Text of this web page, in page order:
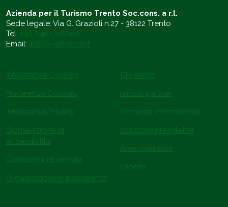
Azienda per il Turismo Trento Soc.cons. a r.l.
Sede legale: Via G. Grazioli n.27 - 38122 Trento
Tel. +39 0461 216000
Email: info@visittrento.it
Informativa Cookies
Preferenze Cookies
Informativa Privacy
Dichiarazione di
accessibilità
Condizioni di vendita
Organizzazione trasparente
Chi siamo
I nostri partner
Richiesta informazioni
Iscrizione Newsletter
Area operatori
Credits